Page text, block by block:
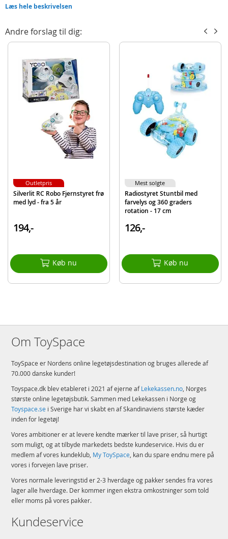
Kontroller
Detaljer:
Mål bil: 19 x 8 x 4,5 cm
Mål æske: 33 x 10 x 9 cm
Batterikrav: 6 x AA-batterier (ikke inkluderet)
Skala: 1:22
Alder: fra 6 år
Produktdetaljer
Læs hele beskrivelsen
Andre forslag til dig:
Silverlit RC Robo Fjernstyret frø
med lyd - fra 5 år
194,-
Køb nu
Outletpris
Radiostyret Stuntbil med
farvelys og 360 graders
rotation - 17 cm
126,-
Køb nu
Mest solgte
Om ToySpace
ToySpace er Nordens online legetøjsdestination og bruges allerede af
70.000 danske kunder!
Toyspace.dk blev etableret i 2021 af ejerne afLekekassen.no, Norges
største online legetøjsbutik. Sammen med Lekekassen i Norge og
Toyspace.se i Sverige har vi skabt en af Skandinaviens største kæder
inden for legetøj!
Vores ambitioner er at levere kendte mærker til lave priser, så hurtigt
som muligt, og at tilbyde markedets bedste kundeservice. Hvis du er
medlem af vores kundeklub, My ToySpace, kan du spare endnu mere på
vores i forvejen lave priser.
Vores normale leveringstid er 2-3 hverdage og pakker sendes fra vores
lager alle hverdage. Der kommer ingen ekstra omkostninger som told
eller moms på vores pakker.
Kundeservice